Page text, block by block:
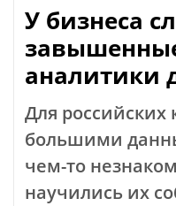
У бизнеса
аналитики
Для российских
большими
чем-то
научились их